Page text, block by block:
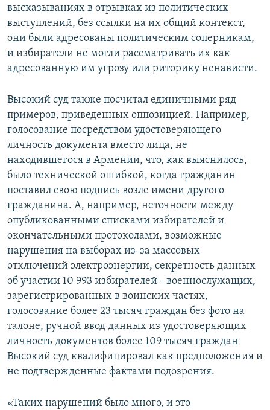
высказываниях в отрывках из политических
выступлений, без ссылки на их общий контекст,
они были адресованы политическим соперникам,
и избиратели не могли рассматривать их как
адресованную им угрозу или риторику ненависти.
Высокий суд также посчитал единичными ряд
примеров, приведенных оппозицией. Например,
голосование посредством удостоверяющего
личность документа вместо лица, не
находившегося в Армении, что, как выяснилось,
было технической ошибкой, когда гражданин
поставил свою подпись возле имени другого
гражданина. А, например, неточности между
опубликованными списками избирателей и
окончательными протоколами, возможные
нарушения на выборах из-за массовых
отключений электроэнергии, секретность данных
об участии 10 993 избирателей - военнослужащих,
зарегистрированных в воинских частях,
голосование более 23 тысяч граждан без фото на
талоне, ручной ввод данных из удостоверяющих
личность документов более 109 тысяч граждан
Высокий суд квалифицировал как предположения и
не подтвержденные фактами подозрения.
«Таких нарушений было много, и это